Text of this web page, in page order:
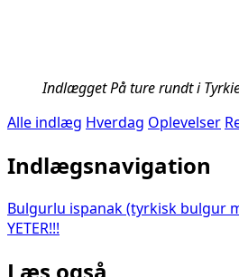
Indlægget På ture rundt i
Alle indlæg Hverdag Oplevelser
Indlægsnavigation
Bulgurlu ispanak (tyrkisk bulgur
YETER!!!
Læs også